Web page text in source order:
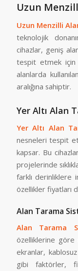
Uzun
Uzun Menzilli
teknolojik
cihazlar, geniş
tespit etmek için
alanlarda
aralığına sahiptir.
Yer Altı Alan
Yer Altı Alan
nesneleri tespit
kapsar. Bu
projelerinde
farklı derinliklere
özellikler fiyatları
Alan Tarama
Alan Tarama
özelliklerine göre
ekranlar,
gibi faktörler,